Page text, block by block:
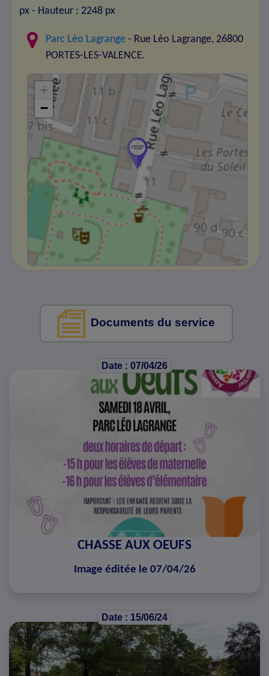
px - Hauteur : 2248 px
Parc Léo Lagrange - Rue Léo Lagrange, 26800
PORTES-LES-VALENCE.
+
−
Documents du service
Date : 07/04/26
CHASSE AUX OEUFS
Image éditée le 07/04/26
Date : 15/06/24